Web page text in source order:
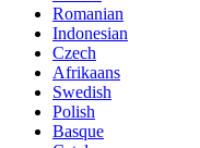
Romanian
Indonesian
Czech
Afrikaans
Swedish
Polish
Basque